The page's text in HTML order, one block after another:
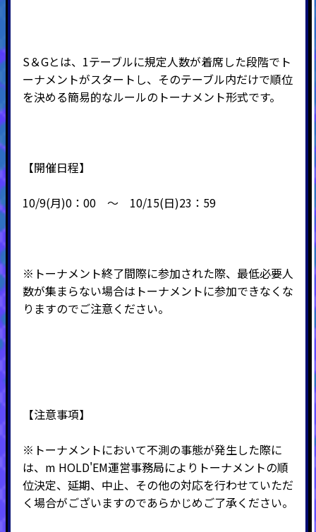
S＆Gとは、1テーブルに規定人数が着席した段階でト
ーナメントがスタートし、そのテーブル内だけで順位
を決める簡易的なルールのトーナメント形式です。
【開催日程】
10/9(月)0：00 ～ 10/15(日)23：59
※トーナメント終了間際に参加された際、最低必要人
数が集まらない場合はトーナメントに参加できなくな
りますのでご注意ください。
【注意事項】
※トーナメントにおいて不測の事態が発生した際に
は、m HOLD'EM運営事務局によりトーナメントの順
位決定、延期、中止、その他の対応を行わせていただ
く場合がございますのであらかじめご了承ください。